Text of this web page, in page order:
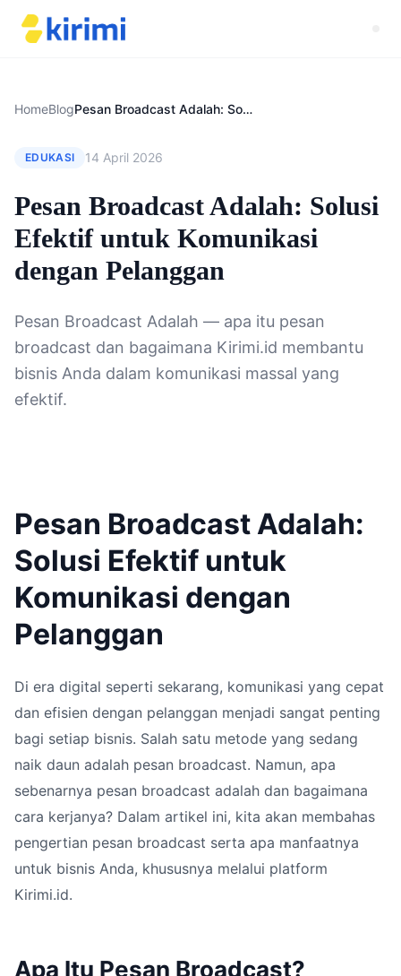
HomeBlog Pesan Broadcast Adalah: Solusi Efektif untuk Komunikasi dengan Pelanggan
EDUKASI 14 April 2026
Pesan Broadcast Adalah: Solusi
Efektif untuk Komunikasi
dengan Pelanggan
Pesan Broadcast Adalah — apa itu pesan
broadcast dan bagaimana Kirimi.id membantu
bisnis Anda dalam komunikasi massal yang
efektif.
Pesan Broadcast Adalah:
Solusi Efektif untuk
Komunikasi dengan
Pelanggan
Di era digital seperti sekarang, komunikasi yang cepat
dan efisien dengan pelanggan menjadi sangat penting
bagi setiap bisnis. Salah satu metode yang sedang
naik daun adalah pesan broadcast. Namun, apa
sebenarnya pesan broadcast adalah dan bagaimana
cara kerjanya? Dalam artikel ini, kita akan membahas
pengertian pesan broadcast serta apa manfaatnya
untuk bisnis Anda, khususnya melalui platform
Kirimi.id.
Apa Itu Pesan Broadcast?